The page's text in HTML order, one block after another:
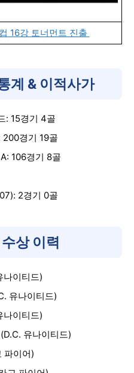
16강 토너먼트 진출
계 & 이적사가
: 15경기 4골
경기 19골
106경기 8골
2경기 0골
상 이력
나이티드)
유나이티드)
나이티드)
유나이티드)
파이어)